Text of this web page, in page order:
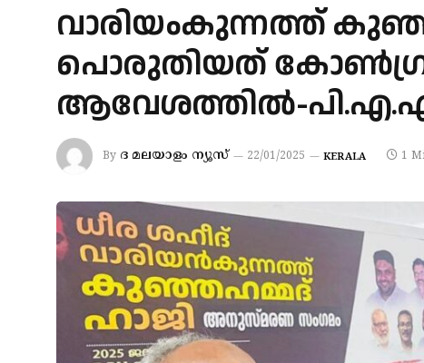
വാരിയംകുന്നത്ത്
പൊരുതിയത്
ആവേശത്തിൽ-
By ദ മലയാളം ന്യൂസ് 22/01/2025 KERALA 1